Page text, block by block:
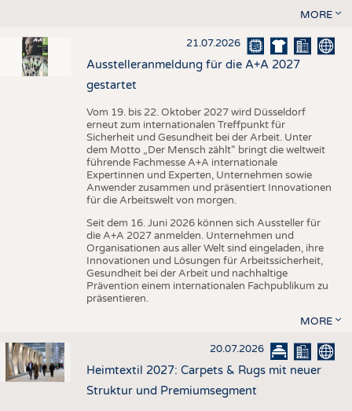
MORE
21.07.2026
Ausstelleranmeldung für die A+A 2027
gestartet
Vom 19. bis 22. Oktober 2027 wird Düsseldorf
erneut zum internationalen Treffpunkt für
Sicherheit und Gesundheit bei der Arbeit. Unter
dem Motto „Der Mensch zählt“ bringt die weltweit
führende Fachmesse A+A internationale
Expertinnen und Experten, Unternehmen sowie
Anwender zusammen und präsentiert Innovationen
für die Arbeitswelt von morgen.
Seit dem 16. Juni 2026 können sich Aussteller für
die A+A 2027 anmelden. Unternehmen und
Organisationen aus aller Welt sind eingeladen, ihre
Innovationen und Lösungen für Arbeitssicherheit,
Gesundheit bei der Arbeit und nachhaltige
Prävention einem internationalen Fachpublikum zu
präsentieren.
MORE
20.07.2026
Heimtextil 2027: Carpets & Rugs mit neuer
Struktur und Premiumsegment